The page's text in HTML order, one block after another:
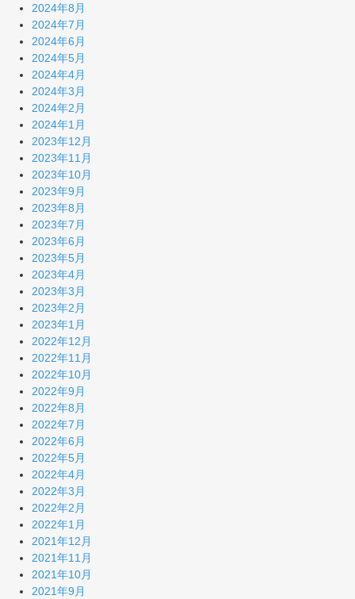
2024年8月
2024年7月
2024年6月
2024年5月
2024年4月
2024年3月
2024年2月
2024年1月
2023年12月
2023年11月
2023年10月
2023年9月
2023年8月
2023年7月
2023年6月
2023年5月
2023年4月
2023年3月
2023年2月
2023年1月
2022年12月
2022年11月
2022年10月
2022年9月
2022年8月
2022年7月
2022年6月
2022年5月
2022年4月
2022年3月
2022年2月
2022年1月
2021年12月
2021年11月
2021年10月
2021年9月